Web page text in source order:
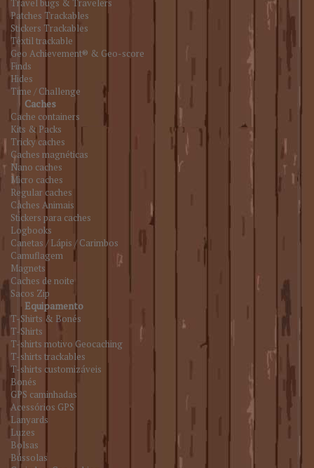
Travel bugs & Travelers
Patches Trackables
Stickers Trackables
Têxtil trackable
Geo Achievement® & Geo-score
Finds
Hides
Time / Challenge
Caches
Cache containers
Kits & Packs
Tricky caches
Caches magnéticas
Nano caches
Micro caches
Regular caches
Caches Animais
Stickers para caches
Logbooks
Canetas / Lápis / Carimbos
Camuflagem
Magnets
Caches de noite
Sacos Zip
Equipamento
T-Shirts & Bonés
T-Shirts
T-shirts motivo Geocaching
T-shirts trackables
T-shirts customizáveis
Bonés
GPS caminhadas
Acessórios GPS
Lanyards
Luzes
Bolsas
Bússolas